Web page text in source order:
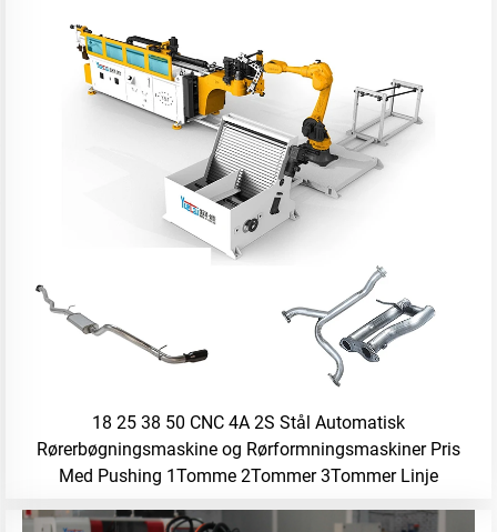
18 25 38 50 CNC 4A 2S Stål Automatisk
Rørerbøgningsmaskine og Rørformningsmaskiner Pris
Med Pushing 1Tomme 2Tommer 3Tommer Linje